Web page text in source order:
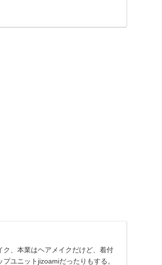
、本業はヘアメイクだけど、着付
ユニットjizoamiだったりもする。